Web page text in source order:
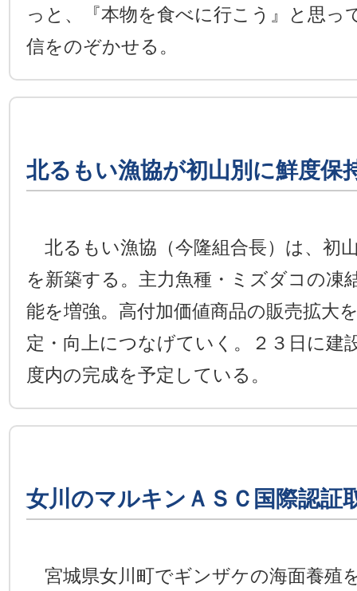
っと、『本物を食べに行こう』と思っ
信をのぞかせる。
北るもい漁協が初山別に鮮度保
北るもい漁協（今隆組合長）は、初
を新築する。主力魚種・ミズダコの凍
能を増強。高付加価値商品の販売拡大
定・向上につなげていく。２３日に建
度内の完成を予定している。
女川のマルキンＡＳＣ国際認証
宮城県女川町でギンザケの海面養殖